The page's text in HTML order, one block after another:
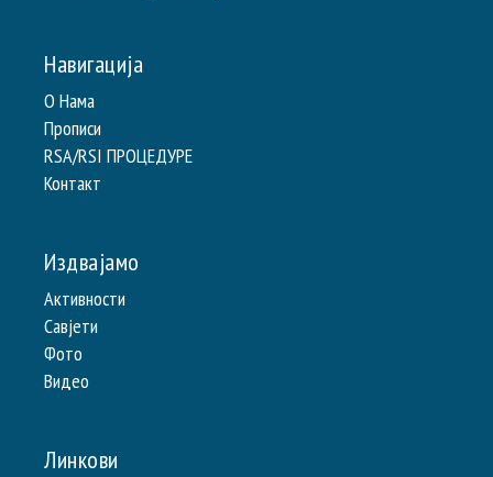
Навигација
О Нама
Прописи
RSA/RSI ПРОЦЕДУРЕ
Контакт
Издвајамо
Активности
Савјети
Фото
Видео
Линкови